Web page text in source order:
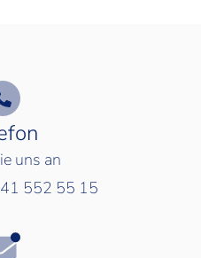
uns an
552 55 15